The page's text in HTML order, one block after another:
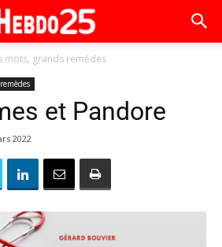
mots, grands remèdes
et Pandore
2022